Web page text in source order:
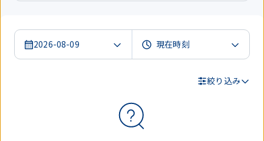
2026-08-09
絞り込み